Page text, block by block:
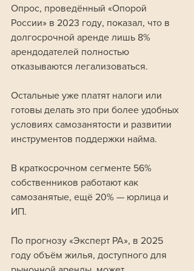
Опрос, проведённый «Опорой
России» в 2023 году, показал, что в
долгосрочной аренде лишь 8%
арендодателей полностью
отказываются легализоваться.
Остальные уже платят налоги или
готовы делать это при более удобных
условиях самозанятости и развитии
инструментов поддержки найма.
В краткосрочном сегменте 56%
собственников работают как
самозанятые, ещё 20% — юрлица и
ИП.
По прогнозу «Эксперт РА», в 2025
году объём жилья, доступного для